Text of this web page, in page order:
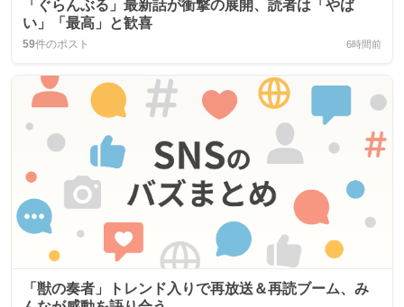
「ぐらんぶる」最新話が衝撃の展開、読者は「やば
い」「最高」と歓喜
59件のポスト 6時間前
「獣の奏者」トレンド入りで再放送＆再読ブーム、み